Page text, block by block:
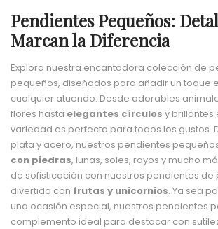
Pendientes Pequeños:
Marcan la Diferencia
Explora nuestra encantadora colección de
pequeños, diseñados para añadir un toque
cualquier atuendo. Desde adorables
flores hasta elegantes círculos y brillantes
variedad es perfecta para todos los gustos.
plata y acero, nuestros pendientes
con piedras, lunas, soles, rayos y mucho
de sofisticación con nuestros pendientes de
divertido con frutas y unicornios. Ya sea
una ocasión especial, nuestros pendientes
complemento ideal para destacar con